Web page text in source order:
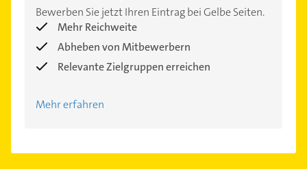
Bewerben Sie jetzt Ihren Eintrag bei Gelbe Seiten.
Mehr Reichweite
Abheben von Mitbewerbern
Relevante Zielgruppen erreichen
Mehr erfahren